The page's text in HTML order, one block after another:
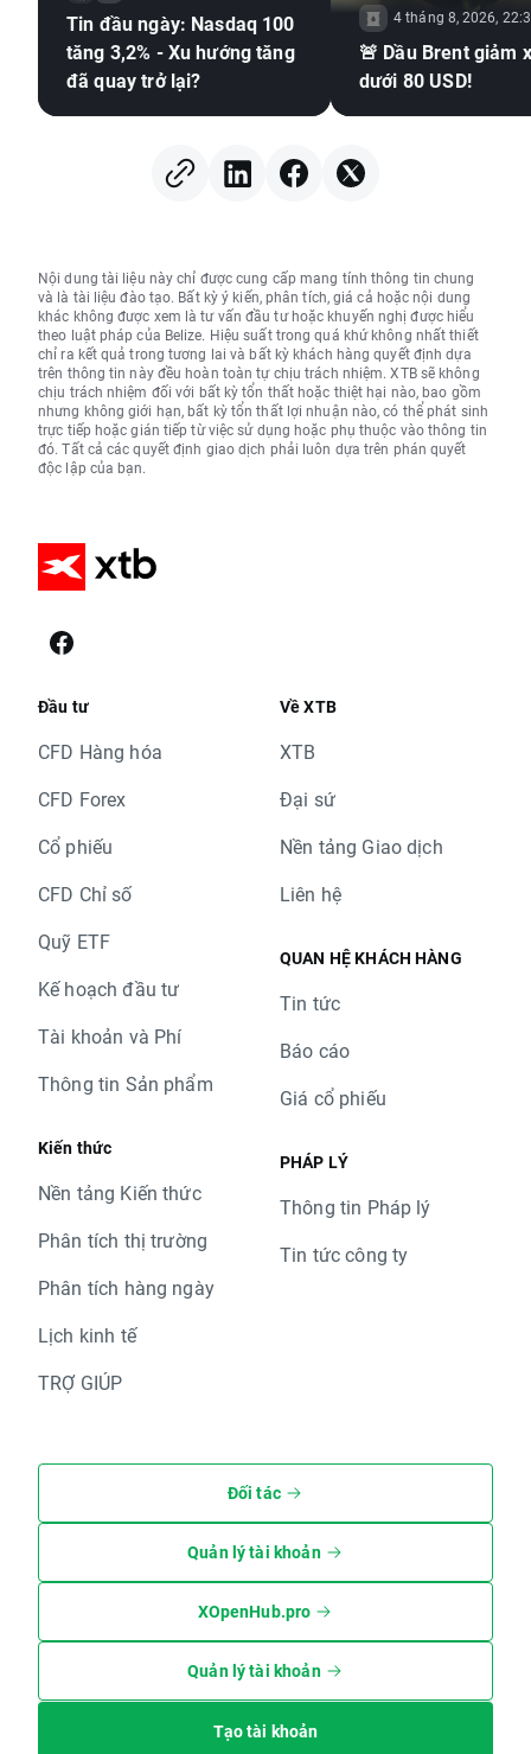
Tin đầu ngày: Nasdaq 100
tăng 3,2% - Xu hướng tăng
đã quay trở lại?
4 tháng 8, 2026,
🚨 Dầu Brent giảm
dưới 80 USD!
Nội dung tài liệu này chỉ được cung cấp mang tính thông tin chung
và là tài liệu đào tạo. Bất kỳ ý kiến, phân tích, giá cả hoặc nội dung
khác không được xem là tư vấn đầu tư hoặc khuyến nghị được hiểu
theo luật pháp của Belize. Hiệu suất trong quá khứ không nhất thiết
chỉ ra kết quả trong tương lai và bất kỳ khách hàng quyết định dựa
trên thông tin này đều hoàn toàn tự chịu trách nhiệm. XTB sẽ không
chịu trách nhiệm đối với bất kỳ tổn thất hoặc thiệt hại nào, bao gồm
nhưng không giới hạn, bất kỳ tổn thất lợi nhuận nào, có thể phát sinh
trực tiếp hoặc gián tiếp từ việc sử dụng hoặc phụ thuộc vào thông tin
đó. Tất cả các quyết định giao dịch phải luôn dựa trên phán quyết
độc lập của bạn.
Đầu tư
CFD Hàng hóa
CFD Forex
Cổ phiếu
CFD Chỉ số
Quỹ ETF
Kế hoạch đầu tư
Tài khoản và Phí
Thông tin Sản phẩm
Kiến thức
Nền tảng Kiến thức
Phân tích thị trường
Phân tích hàng ngày
Lịch kinh tế
TRỢ GIÚP
Về XTB
XTB
Đại sứ
Nền tảng Giao dịch
Liên hệ
QUAN HỆ KHÁCH HÀNG
Tin tức
Báo cáo
Giá cổ phiếu
PHÁP LÝ
Thông tin Pháp lý
Tin tức công ty
Đối tác
Quản lý tài khoản
XOpenHub.pro
Quản lý tài khoản
Tạo tài khoản